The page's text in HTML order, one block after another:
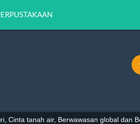
Cinta tanah air, Berwawasan global